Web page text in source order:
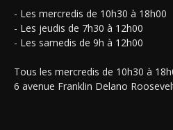
- Les mercredis de 10h30 à 18h00
- Les jeudis de 7h30 à 12h00
- Les samedis de 9h à 12h00
Tous les mercredis de 10h30 à
6 avenue Franklin Delano